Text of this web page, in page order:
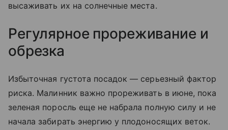
высаживать их на солнечные места.
Регулярное прореживание и
обрезка
Избыточная густота посадок — серьезный фактор
риска. Малинник важно прореживать в июне, пока
зеленая поросль еще не набрала полную силу и не
начала забирать энергию у плодоносящих веток.